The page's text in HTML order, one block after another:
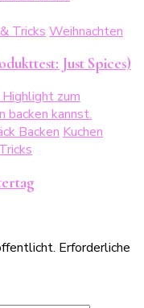
Tricks Weihnachten
Just Spices)
Backen Kuchen
Erforderliche